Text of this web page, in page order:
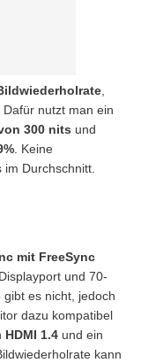
nutzt man ein
300 nits und
. Keine
Durchschnitt.
mit FreeSync
und 70-
gibt es nicht, jedoch
dazu kompatibel
HDMI 1.4 und ein
kann